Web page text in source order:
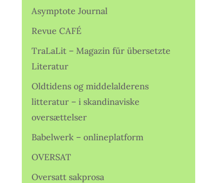
Asymptote Journal
Revue CAFÉ
TraLaLit – Magazin für übersetzte
Literatur
Oldtidens og middelalderens
litteratur – i skandinaviske
oversættelser
Babelwerk – onlineplatform
OVERSAT
Oversatt sakprosa